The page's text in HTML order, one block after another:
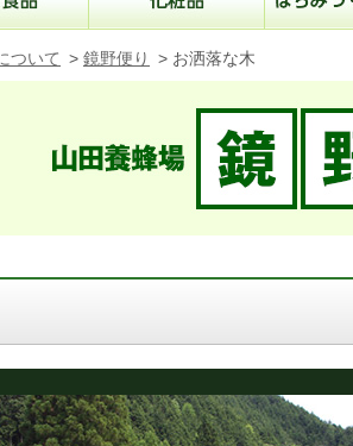
ついて > 鏡野便り > お洒落な木